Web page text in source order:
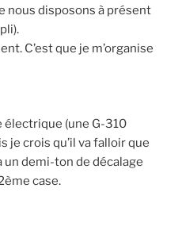
nous disposons à présent
C’est que je m’organise
électrique (une G-310
je crois qu’il va falloir que
un demi-ton de décalage
case.